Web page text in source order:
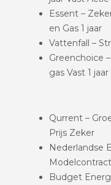
Essent –
en Gas 1 jaar
Vattenfall –
Greenchoice
gas Vast 1 jaar
Qurrent –
Prijs Zeker
Nederlandse
Budget